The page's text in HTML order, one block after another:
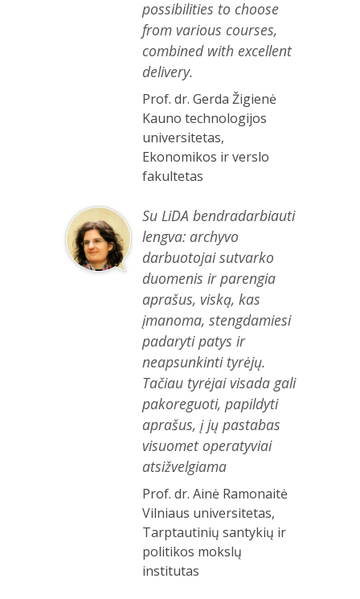
possibilities to choose
from various courses,
combined with excellent
delivery.
Prof. dr. Gerda Žigienė
Kauno technologijos
universitetas,
Ekonomikos ir verslo
fakultetas
Su LiDA bendradarbiauti
lengva: archyvo
darbuotojai sutvarko
duomenis ir parengia
aprašus, viską, kas
įmanoma, stengdamiesi
padaryti patys ir
neapsunkinti tyrėjų.
Tačiau tyrėjai visada gali
pakoreguoti, papildyti
aprašus, į jų pastabas
visuomet operatyviai
atsižvelgiama
Prof. dr. Ainė Ramonaitė
Vilniaus universitetas,
Tarptautinių santykių ir
politikos mokslų
institutas